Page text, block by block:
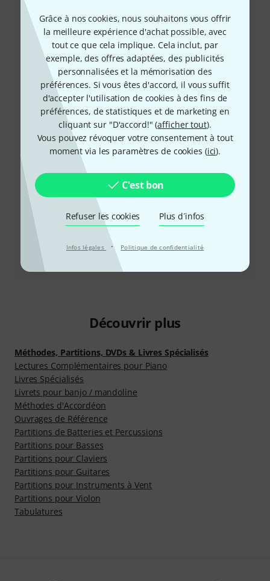
Grâce à nos cookies, nous souhaitons vous offrir
la meilleure expérience d'achat possible, avec
tout ce que cela implique. Cela inclut, par
exemple, des offres adaptées, des publicités
personnalisées et la mémorisation des
préférences. Si vous êtes d'accord, il vous suffit
d'accepter l'utilisation de cookies à des fins de
préférences, de statistiques et de marketing en
cliquant sur "D'accord!" (afficher tout).
Vous pouvez révoquer votre consentement à tout
moment via les paramètres de cookies (ici).
C'est bon
Refuser les cookies Plus d´infos
Infos légales · Politique de confidentialité
Notre service client est à votre disposition pour
répondre à toutes vos questions et résoudre
d'éventuels problèmes après achat.
Préparer le numéro client
Horaires d'ouverture (CEST - Heure
d'été d'Europe centrale)
Demander un rappel téléphonique
Plus d'options de contact
Retourner un produit
Tous les interlocuteurs
Découvrir plus
Méthodes, Partitions, DVDs & Livres Spécialisés
Lectures Complémentaires pour Piano
Livres Spécialisés
Livrets pour banjo / mandoline
Méthodes d'Accordéon
Ouvrages de Référence
Partitions de Batteries et Percussions
Partitions pour Basses
Partitions pour Claviers
Partitions pour Guitares
Partitions pour Instruments à Vent
Partitions pour Violon
Tabulatures